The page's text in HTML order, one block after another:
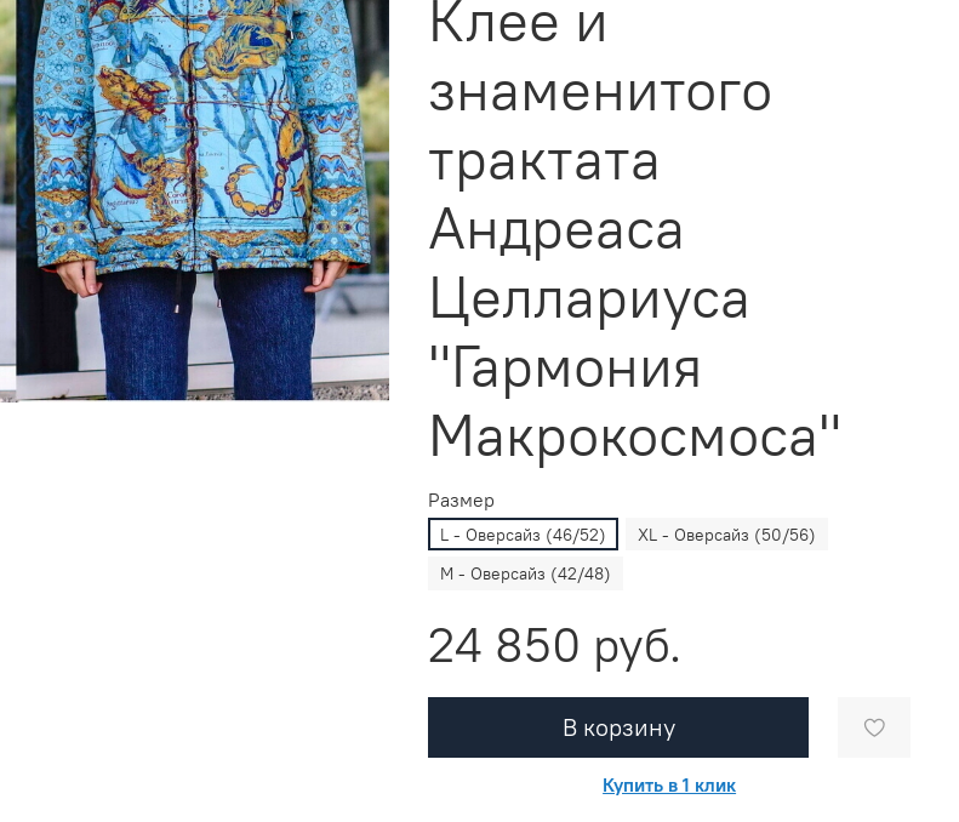
Клее и
знаменитого
трактата
Андреаса
Целлариуса
"Гармония
Макрокосмоса"
Размер
L - Оверсайз (46/52)
XL - Оверсайз (50/56)
M - Оверсайз (42/48)
24 850 руб.
В корзину
Купить в 1 клик